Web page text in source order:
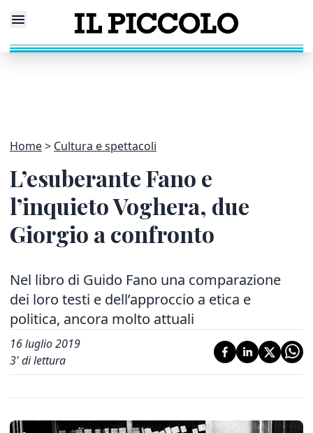
Home Cultura e spettacoli
L’esuberante Fano e
l’inquieto Voghera, due
Giorgio a confronto
Nel libro di Guido Fano una comparazione
dei loro testi e dell’approccio a etica e
politica, ancora molto attuali
16 luglio 2019
3' di lettura